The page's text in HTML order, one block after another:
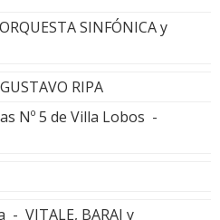
SINFÓNICA y
RIPA
Nº 5 de Villa Lobos -
- VITALE, BARAJ y